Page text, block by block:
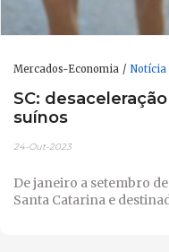
Mercados-Economia Notícia
SC:
suínos
24-Out-2023
De janeiro a setembro
Santa Catarina e